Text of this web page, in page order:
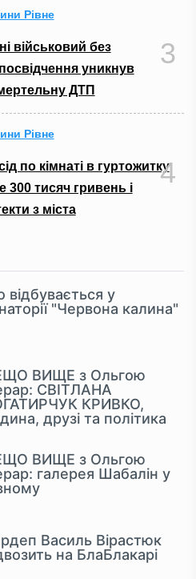
Рівне
військовий без
уникнув
ДТП
3
Рівне
по кімнаті в гуртожитку
300 тисяч гривень і
з міста
4
відбувається у
"Червона калина"
ВИЩЕ з Ольгою
СВІТЛАНА
КРИВКО,
друзі та політика
ВИЩЕ з Ольгою
галерея Шабалін у
Василь Вірастюк
на БлаБлакарі